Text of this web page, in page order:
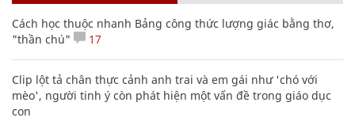
Cách học thuộc nhanh Bảng công thức lượng giác bằng thơ,
"thần chú"
17
Clip lột tả chân thực cảnh anh trai và em gái như 'chó với
mèo', người tinh ý còn phát hiện một vấn đề trong giáo dục
con